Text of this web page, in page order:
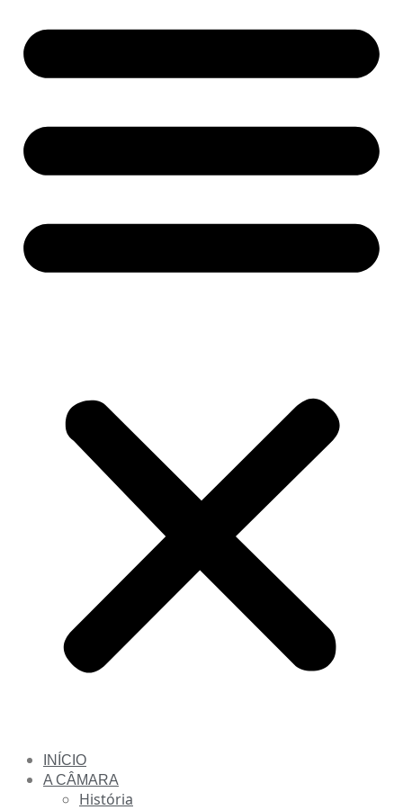
INÍCIO
A CÂMARA
História